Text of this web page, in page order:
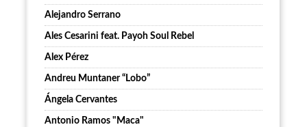
Alejandro Serrano
Ales Cesarini feat. Payoh Soul Rebel
Alex Pérez
Andreu Muntaner “Lobo”
Ángela Cervantes
Antonio Ramos "Maca"